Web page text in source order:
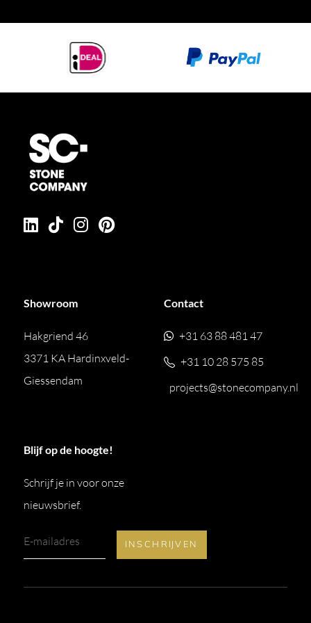
Showroom
Hakgriend 46
3371 KA Hardinxveld-
Giessendam
Contact
+31 63 88 481 47
+31 10 28 575 85
projects@stonecompany.nl
Blijf op de hoogte!
Schrijf je in voor onze
nieuwsbrief.